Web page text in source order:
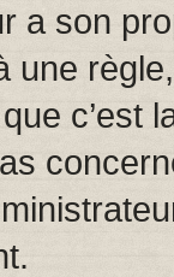
a son
une
c’est